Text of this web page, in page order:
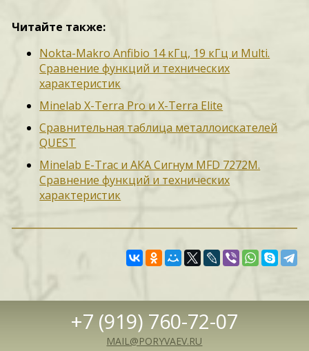
Читайте также:
Nokta-Makro Anfibio 14 кГц, 19 кГц и Multi.
Сравнение функций и технических
характеристик
Minelab X-Terra Pro и X-Terra Elite
Сравнительная таблица металлоискателей
QUEST
Minelab E-Trac и АКА Сигнум MFD 7272M.
Сравнение функций и технических
характеристик
+7 (919) 760-72-07
MAIL@PORYVAEV.RU